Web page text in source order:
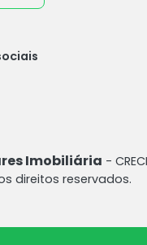
Imobiliária -
direitos reservados.